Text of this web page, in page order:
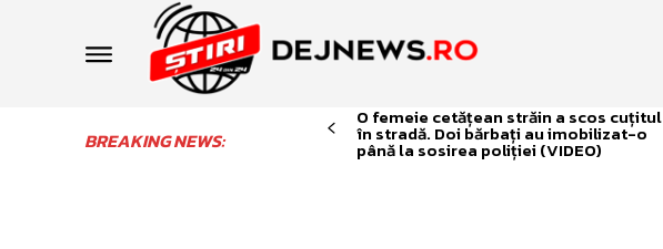
BREAKING NEWS:
O femeie cetățean străin a scos cuțitul
în stradă. Doi bărbați au imobilizat-o
până la sosirea poliției (VIDEO)